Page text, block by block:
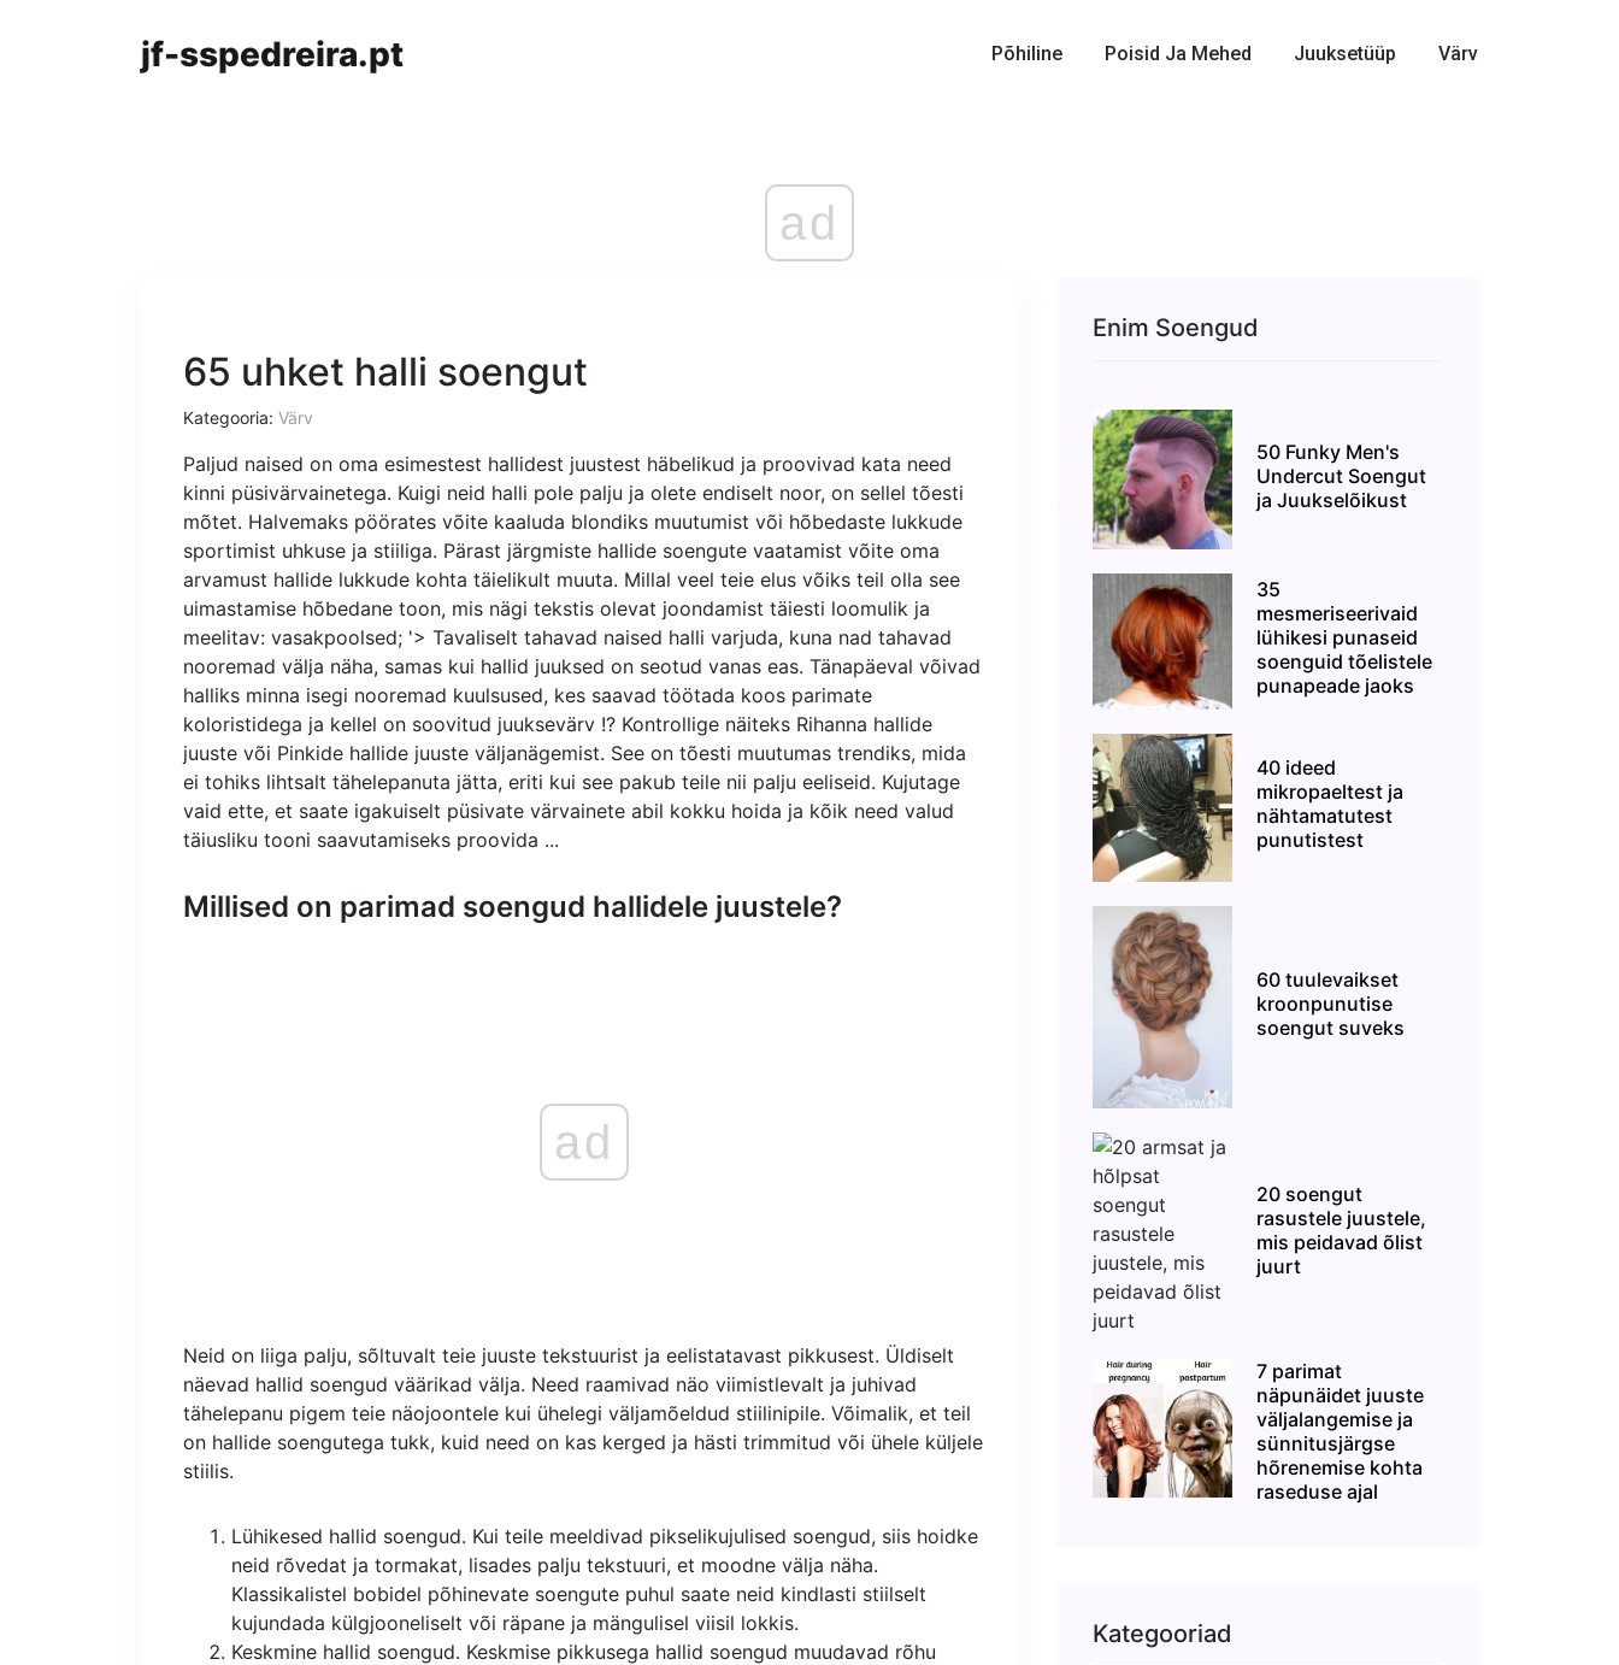
jf-sspedreira.pt Põhiline Poisid Ja Mehed Juuksetüüp Värv
ad
65 uhket halli soengut
Kategooria: Värv
Paljud naised on oma esimestest hallidest juustest häbelikud ja proovivad kata need
kinni püsivärvainetega. Kuigi neid halli pole palju ja olete endiselt noor, on sellel tõesti
mõtet. Halvemaks pöörates võite kaaluda blondiks muutumist või hõbedaste lukkude
sportimist uhkuse ja stiiliga. Pärast järgmiste hallide soengute vaatamist võite oma
arvamust hallide lukkude kohta täielikult muuta. Millal veel teie elus võiks teil olla see
uimastamise hõbedane toon, mis nägi tekstis olevat joondamist täiesti loomulik ja
meelitav: vasakpoolsed; '> Tavaliselt tahavad naised halli varjuda, kuna nad tahavad
nooremad välja näha, samas kui hallid juuksed on seotud vanas eas. Tänapäeval võivad
halliks minna isegi nooremad kuulsused, kes saavad töötada koos parimate
koloristidega ja kellel on soovitud juuksevärv !? Kontrollige näiteks Rihanna hallide
juuste või Pinkide hallide juuste väljanägemist. See on tõesti muutumas trendiks, mida
ei tohiks lihtsalt tähelepanuta jätta, eriti kui see pakub teile nii palju eeliseid. Kujutage
vaid ette, et saate igakuiselt püsivate värvainete abil kokku hoida ja kõik need valud
täiusliku tooni saavutamiseks proovida ...
Millised on parimad soengud hallidele juustele?
ad
Neid on liiga palju, sõltuvalt teie juuste tekstuurist ja eelistatavast pikkusest. Üldiselt
näevad hallid soengud väärikad välja. Need raamivad näo viimistlevalt ja juhivad
tähelepanu pigem teie näojoontele kui ühelegi väljamõeldud stiilinipile. Võimalik, et teil
on hallide soengutega tukk, kuid need on kas kerged ja hästi trimmitud või ühele küljele
stiilis.
Lühikesed hallid soengud. Kui teile meeldivad pikselikujulised soengud, siis hoidke
neid rõvedat ja tormakat, lisades palju tekstuuri, et moodne välja näha.
Klassikalistel bobidel põhinevate soengute puhul saate neid kindlasti stiilselt
kujundada külgjooneliselt või räpane ja mängulisel viisil lokkis.
Keskmine hallid soengud. Keskmise pikkusega hallid soengud muudavad rõhu
Enim Soengud
50 Funky Men's
Undercut Soengut
ja Juukselõikust
35
mesmeriseerivaid
lühikesi punaseid
soenguid tõelistele
punapeade jaoks
40 ideed
mikropaeltest ja
nähtamatutest
punutistest
60 tuulevaikset
kroonpunutise
soengut suveks
20 soengut
rasustele juustele,
mis peidavad õlist
juurt
7 parimat
näpunäidet juuste
väljalangemise ja
sünnitusjärgse
hõrenemise kohta
raseduse ajal
Kategooriad